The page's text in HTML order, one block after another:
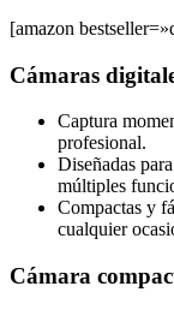
[amazon
Cámaras
Captura
profesional.
Diseñadas
múltiples
Compactas y
cualquier
Cámara